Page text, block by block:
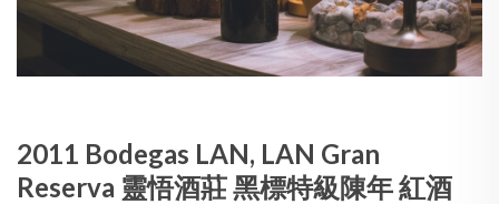
2011 Bodegas LAN, LAN Gran
Reserva 靈悟酒莊 黑標特級陳年 紅酒